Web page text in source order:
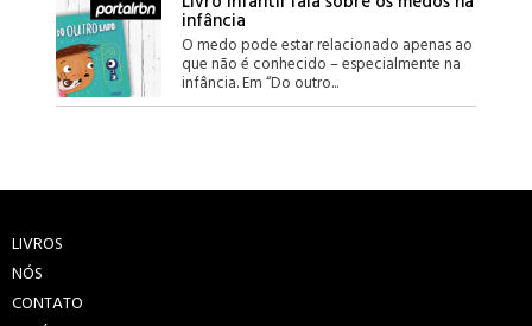
infância
O medo pode estar relacionado apenas ao
que não é conhecido – especialmente na
infância. Em “Do outro...
LIVROS
NÓS
CONTATO